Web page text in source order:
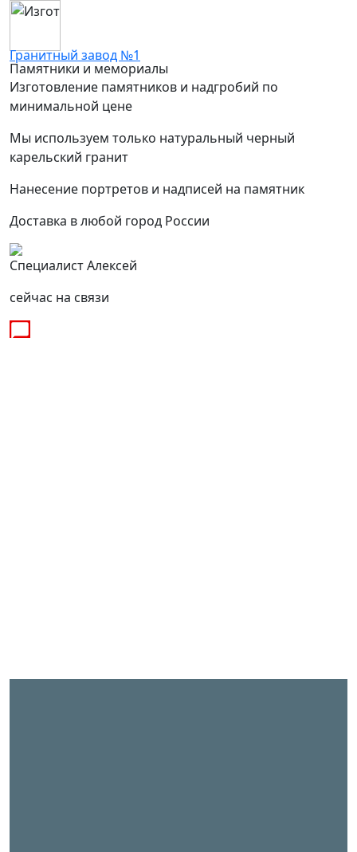
Гранитный завод №1
Памятники и мемориалы
Изготовление памятников и надгробий по
минимальной цене
Мы используем только натуральный черный
карельский гранит
Нанесение портретов и надписей на памятник
Доставка в любой город России
Специалист Алексей
сейчас на связи